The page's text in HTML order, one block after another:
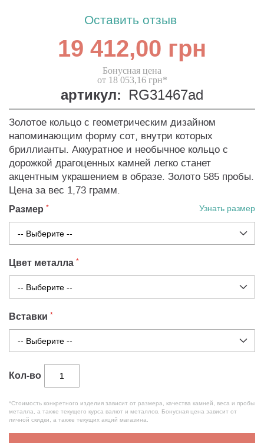
Оставить отзыв
19 412,00 грн
Бонусная цена
от 18 053,16 грн*
артикул: RG31467ad
Золотое кольцо с геометрическим дизайном
напоминающим форму сот, внутри которых
бриллианты. Аккуратное и необычное кольцо с
дорожкой драгоценных камней легко станет
акцентным украшением в образе. Золото 585 пробы.
Цена за вес 1,73 грамм.
Размер Узнать размер
Цвет металла
Вставки
Кол-во
*Стоимость конкретного изделия зависит от размера, качества камней, веса и пробы
металла, а также текущего курса валют и металлов. Бонусная цена зависит от
личной скидки, а также текущих акций магазина.